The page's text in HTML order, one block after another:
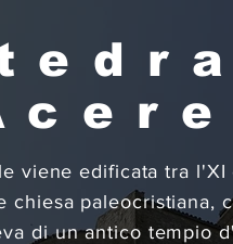
viene edificata tra
chiesa paleocristiana,
di un antico tempio